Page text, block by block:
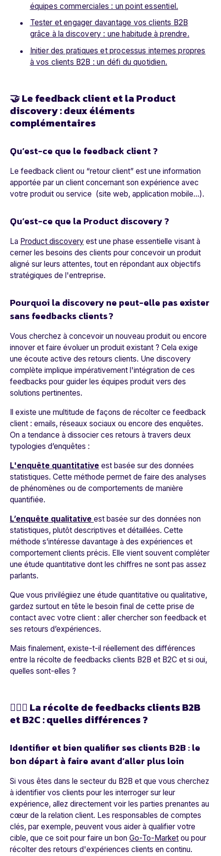
équipes commerciales : un point essentiel.
Tester et engager davantage vos clients B2B
grâce à la discovery : une habitude à prendre.
Initier des pratiques et processus internes propres
à vos clients B2B : un défi du quotidien.
🤝 Le feedback client et la Product
discovery : deux éléments
complémentaires
Qu’est-ce que le feedback client ?
Le feedback client ou “retour client” est une information
apportée par un client concernant son expérience avec
votre produit ou service (site web, application mobile…).
Qu’est-ce que la Product discovery ?
La Product discovery est une phase essentielle visant à
cerner les besoins des clients pour concevoir un produit
aligné sur leurs attentes, tout en répondant aux objectifs
stratégiques de l'entreprise.
Pourquoi la discovery ne peut-elle pas exister
sans feedbacks clients ?
Vous cherchez à concevoir un nouveau produit ou encore
innover et faire évoluer un produit existant ? Cela exige
une écoute active des retours clients. Une discovery
complète implique impérativement l'intégration de ces
feedbacks pour guider les équipes produit vers des
solutions pertinentes.
Il existe une multitude de façons de récolter ce feedback
client : emails, réseaux sociaux ou encore des enquêtes.
On a tendance à dissocier ces retours à travers deux
typologies d’enquêtes :
L'enquête quantitative est basée sur des données
statistiques. Cette méthode permet de faire des analyses
de phénomènes ou de comportements de manière
quantifiée.
L’enquête qualitative est basée sur des données non
statistiques, plutôt descriptives et détaillées. Cette
méthode s’intéresse davantage à des expériences et
comportement clients précis. Elle vient souvent compléter
une étude quantitative dont les chiffres ne sont pas assez
parlants.
Que vous privilégiiez une étude quantitative ou qualitative,
gardez surtout en tête le besoin final de cette prise de
contact avec votre client : aller chercher son feedback et
ses retours d’expériences.
Mais finalement, existe-t-il réellement des différences
entre la récolte de feedbacks clients B2B et B2C et si oui,
quelles sont-elles ?
💁🏼‍♀️ La récolte de feedbacks clients B2B
et B2C : quelles différences ?
Identifier et bien qualifier ses clients B2B : le
bon départ à faire avant d’aller plus loin
Si vous êtes dans le secteur du B2B et que vous cherchez
à identifier vos clients pour les interroger sur leur
expérience, allez directement voir les parties prenantes au
cœur de la relation client. Les responsables de comptes
clés, par exemple, peuvent vous aider à qualifier votre
cible, que ce soit pour faire un bon Go-To-Market ou pour
récolter des retours d'expériences clients en continu.